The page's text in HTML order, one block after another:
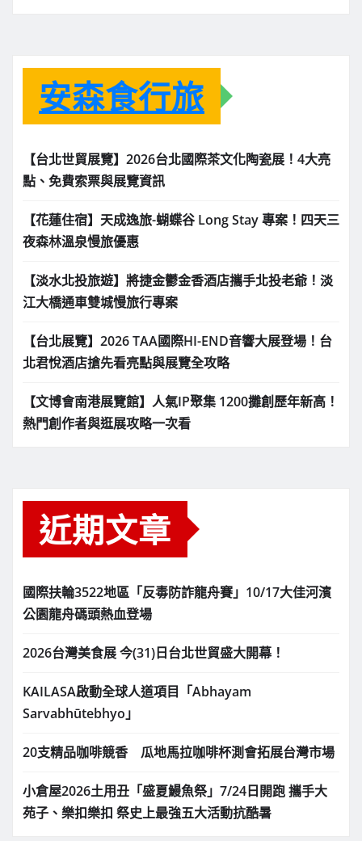
安森食行旅
【台北世貿展覽】2026台北國際茶文化陶瓷展！4大亮
點、免費索票與展覽資訊
【花蓮住宿】天成逸旅-蝴蝶谷 Long Stay 專案！四天三
夜森林溫泉慢旅優惠
【淡水北投旅遊】將捷金鬱金香酒店攜手北投老爺！淡
江大橋通車雙城慢旅行專案
【台北展覽】2026 TAA國際HI-END音響大展登場！台
北君悅酒店搶先看亮點與展覽全攻略
【文博會南港展覽館】人氣IP聚集 1200攤創歷年新高！
熱門創作者與逛展攻略一次看
近期文章
國際扶輪3522地區「反毒防詐龍舟賽」10/17大佳河濱
公園龍舟碼頭熱血登場
2026台灣美食展 今(31)日台北世貿盛大開幕！
KAILASA啟動全球人道項目「Abhayam
Sarvabhūtebhyo」
20支精品咖啡競香 瓜地馬拉咖啡杯測會拓展台灣市場
小倉屋2026土用丑「盛夏鰻魚祭」7/24日開跑 攜手大
苑子、樂扣樂扣 祭史上最強五大活動抗酷暑